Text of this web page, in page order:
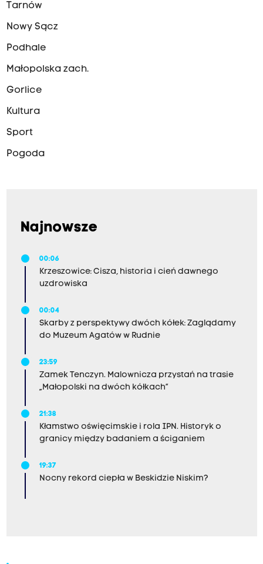
Tarnów
Nowy Sącz
Podhale
Małopolska zach.
Gorlice
Kultura
Sport
Pogoda
Najnowsze
00:06
Krzeszowice: Cisza, historia i cień dawnego
uzdrowiska
00:04
Skarby z perspektywy dwóch kółek: Zaglądamy
do Muzeum Agatów w Rudnie
23:59
Zamek Tenczyn. Malownicza przystań na trasie
„Małopolski na dwóch kółkach”
21:38
Kłamstwo oświęcimskie i rola IPN. Historyk o
granicy między badaniem a ściganiem
19:37
Nocny rekord ciepła w Beskidzie Niskim?